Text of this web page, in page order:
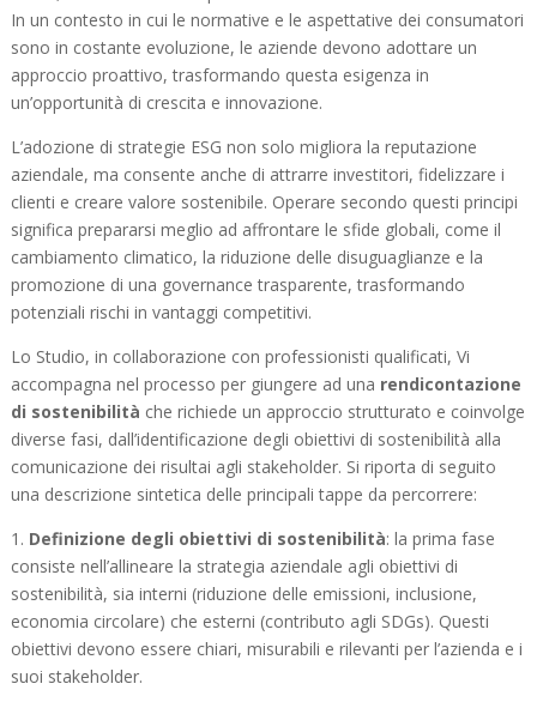
In un contesto in cui le normative e le aspettative dei consumatori
sono in costante evoluzione, le aziende devono adottare un
approccio proattivo, trasformando questa esigenza in
un’opportunità di crescita e innovazione.
L’adozione di strategie ESG non solo migliora la reputazione
aziendale, ma consente anche di attrarre investitori, fidelizzare i
clienti e creare valore sostenibile. Operare secondo questi principi
significa prepararsi meglio ad affrontare le sfide globali, come il
cambiamento climatico, la riduzione delle disuguaglianze e la
promozione di una governance trasparente, trasformando
potenziali rischi in vantaggi competitivi.
Lo Studio, in collaborazione con professionisti qualificati, Vi
accompagna nel processo per giungere ad una rendicontazione
di sostenibilità che richiede un approccio strutturato e coinvolge
diverse fasi, dall’identificazione degli obiettivi di sostenibilità alla
comunicazione dei risultai agli stakeholder. Si riporta di seguito
una descrizione sintetica delle principali tappe da percorrere:
1. Definizione degli obiettivi di sostenibilità: la prima fase
consiste nell’allineare la strategia aziendale agli obiettivi di
sostenibilità, sia interni (riduzione delle emissioni, inclusione,
economia circolare) che esterni (contributo agli SDGs). Questi
obiettivi devono essere chiari, misurabili e rilevanti per l’azienda e i
suoi stakeholder.